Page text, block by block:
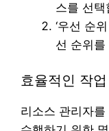
스를 선택
‘우선 순
선 순위를
효율적인 작
리소스 관리자